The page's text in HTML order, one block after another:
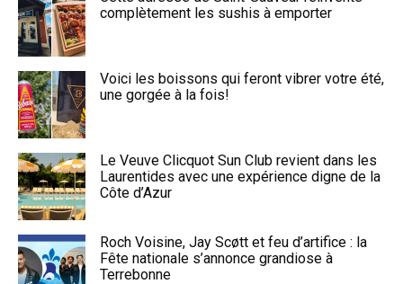
complètement les sushis à emporter
Voici les boissons qui feront vibrer votre été,
une gorgée à la fois!
Le Veuve Clicquot Sun Club revient dans les
Laurentides avec une expérience digne de la
Côte d’Azur
Roch Voisine, Jay Scøtt et feu d’artifice : la
Fête nationale s’annonce grandiose à
Terrebonne